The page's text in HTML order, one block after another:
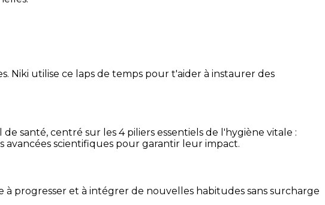
Niki utilise ce laps de temps pour t'aider à instaurer des
santé, centré sur les 4 piliers essentiels de l'hygiène vitale :
avancées scientifiques pour garantir leur impact.
progresser et à intégrer de nouvelles habitudes sans surcharge